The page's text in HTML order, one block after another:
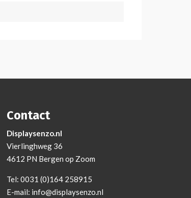
Contact
Displaysenzo.nl
Vierlinghweg 36
4612 PN Bergen op Zoom
Tel: 0031 (0)164 258915
E-mail: info@displaysenzo.nl